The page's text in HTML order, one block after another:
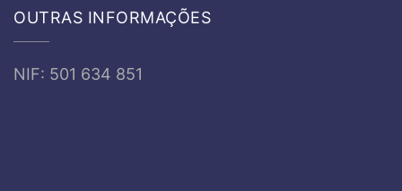
OUTRAS INFORMAÇÕES
NIF: 501 634 851